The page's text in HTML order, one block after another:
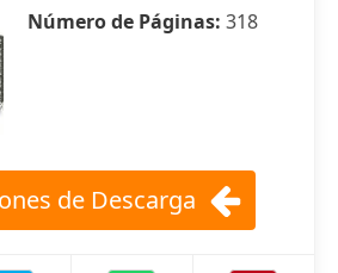
Número de Páginas: 318
de Descarga